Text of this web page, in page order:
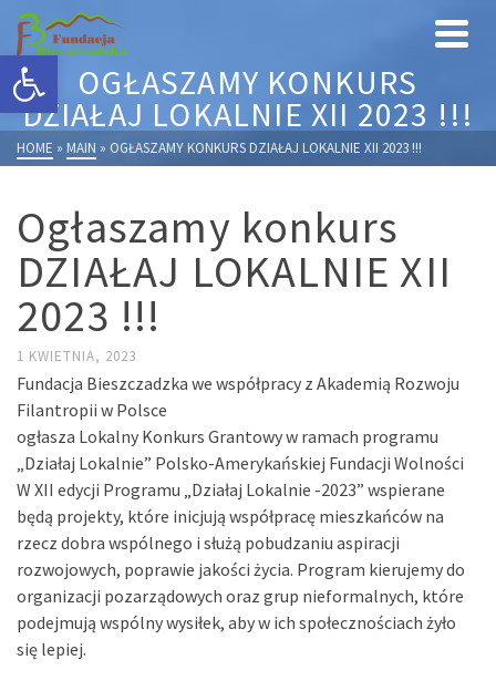
Otwórz pasek narzędziOGŁASZAMY KONKURS
DZIAŁAJ LOKALNIE XII 2023 !!!
HOME » MAIN » OGŁASZAMY KONKURS DZIAŁAJ LOKALNIE XII 2023 !!!
Ogłaszamy konkurs
DZIAŁAJ LOKALNIE XII
2023 !!!
1 KWIETNIA, 2023
Fundacja Bieszczadzka we współpracy z Akademią Rozwoju
Filantropii w Polsce
ogłasza Lokalny Konkurs Grantowy w ramach programu
„Działaj Lokalnie” Polsko-Amerykańskiej Fundacji Wolności
W XII edycji Programu „Działaj Lokalnie -2023” wspierane
będą projekty, które inicjują współpracę mieszkańców na
rzecz dobra wspólnego i służą pobudzaniu aspiracji
rozwojowych, poprawie jakości życia. Program kierujemy do
organizacji pozarządowych oraz grup nieformalnych, które
podejmują wspólny wysiłek, aby w ich społecznościach żyło
się lepiej.